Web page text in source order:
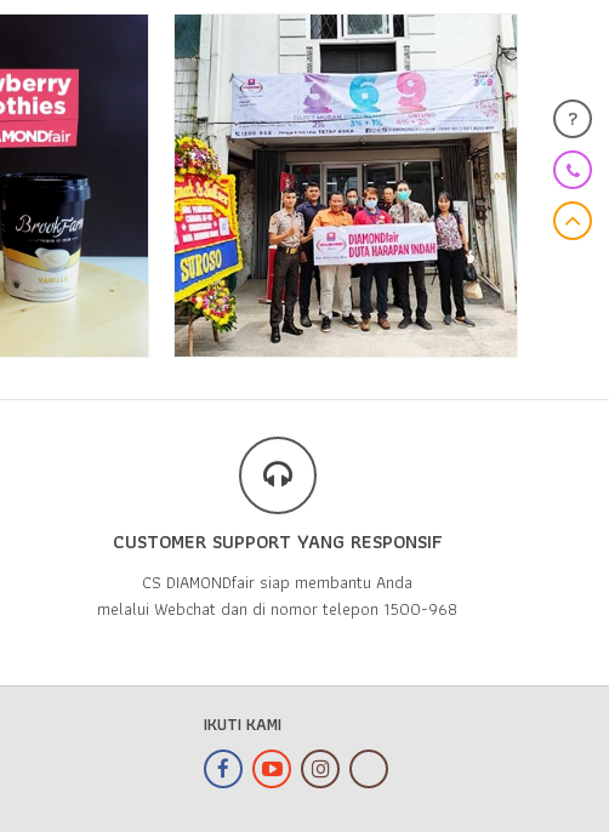
?
CUSTOMER SUPPORT YANG RESPONSIF
CS DIAMONDfair siap membantu Anda
melalui Webchat dan di nomor telepon 1500-968
IKUTI KAMI